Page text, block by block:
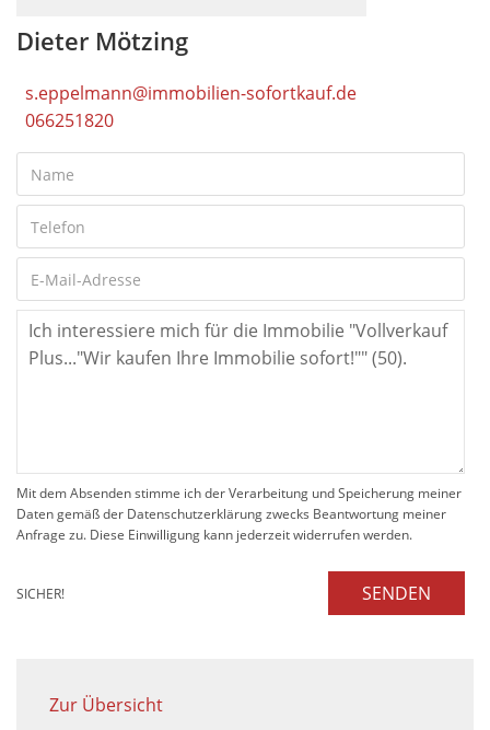
Dieter Mötzing
s.eppelmann@immobilien-sofortkauf.de
066251820
Mit dem Absenden stimme ich der Verarbeitung und Speicherung meiner
Daten gemäß der Datenschutzerklärung zwecks Beantwortung meiner
Anfrage zu. Diese Einwilligung kann jederzeit widerrufen werden.
SICHER! SENDEN
Zur Übersicht